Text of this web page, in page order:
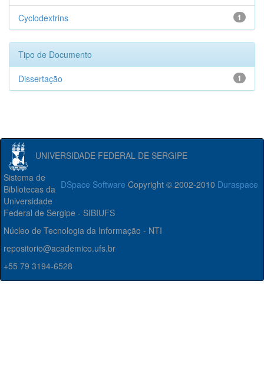
1
Cyclodextrins
Tipo de Documento
1
Dissertação
UNIVERSIDADE FEDERAL DE SERGIPE
DSpace Software Copyright © 2002-2010 Duraspace
Sistema de
Bibliotecas da
Universidade
Federal de Sergipe - SIBIUFS
Núcleo de Tecnologia da Informação - NTI
repositorio@academico.ufs.br
+55 79 3194-6528